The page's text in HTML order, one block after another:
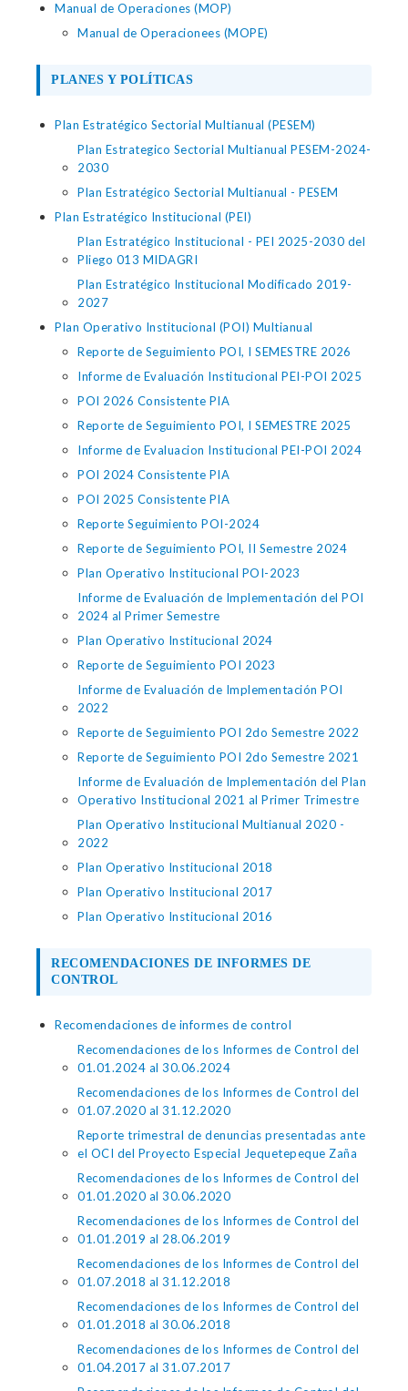
Manual de Operaciones (MOP)
Manual de Operacionees (MOPE)
PLANES Y POLÍTICAS
Plan Estratégico Sectorial Multianual (PESEM)
Plan Estrategico Sectorial Multianual PESEM-2024-
2030
Plan Estratégico Sectorial Multianual - PESEM
Plan Estratégico Institucional (PEI)
Plan Estratégico Institucional - PEI 2025-2030 del
Pliego 013 MIDAGRI
Plan Estratégico Institucional Modificado 2019-
2027
Plan Operativo Institucional (POI) Multianual
Reporte de Seguimiento POI, I SEMESTRE 2026
Informe de Evaluación Institucional PEI-POI 2025
POI 2026 Consistente PIA
Reporte de Seguimiento POI, I SEMESTRE 2025
Informe de Evaluacion Institucional PEI-POI 2024
POI 2024 Consistente PIA
POI 2025 Consistente PIA
Reporte Seguimiento POI-2024
Reporte de Seguimiento POI, II Semestre 2024
Plan Operativo Institucional POI-2023
Informe de Evaluación de Implementación del POI
2024 al Primer Semestre
Plan Operativo Institucional 2024
Reporte de Seguimiento POI 2023
Informe de Evaluación de Implementación POI
2022
Reporte de Seguimiento POI 2do Semestre 2022
Reporte de Seguimiento POI 2do Semestre 2021
Informe de Evaluación de Implementación del Plan
Operativo Institucional 2021 al Primer Trimestre
Plan Operativo Institucional Multianual 2020 -
2022
Plan Operativo Institucional 2018
Plan Operativo Institucional 2017
Plan Operativo Institucional 2016
RECOMENDACIONES DE INFORMES DE
CONTROL
Recomendaciones de informes de control
Recomendaciones de los Informes de Control del
01.01.2024 al 30.06.2024
Recomendaciones de los Informes de Control del
01.07.2020 al 31.12.2020
Reporte trimestral de denuncias presentadas ante
el OCI del Proyecto Especial Jequetepeque Zaña
Recomendaciones de los Informes de Control del
01.01.2020 al 30.06.2020
Recomendaciones de los Informes de Control del
01.01.2019 al 28.06.2019
Recomendaciones de los Informes de Control del
01.07.2018 al 31.12.2018
Recomendaciones de los Informes de Control del
01.01.2018 al 30.06.2018
Recomendaciones de los Informes de Control del
01.04.2017 al 31.07.2017